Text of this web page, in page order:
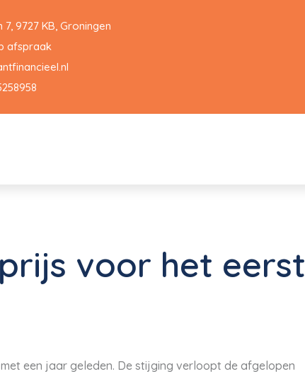
9727 KB, Groningen
afspraak
voor het eerst
een jaar geleden. De stijging verloopt de afgelopen